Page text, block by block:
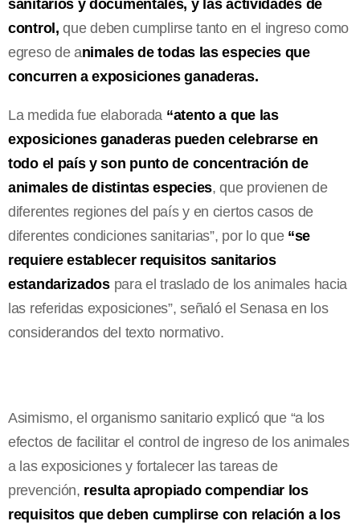
sanitarios y documentales, y las actividades de
control, que deben cumplirse tanto en el ingreso como
egreso de animales de todas las especies que
concurren a exposiciones ganaderas.
La medida fue elaborada “atento a que las
exposiciones ganaderas pueden celebrarse en
todo el país y son punto de concentración de
animales de distintas especies, que provienen de
diferentes regiones del país y en ciertos casos de
diferentes condiciones sanitarias”, por lo que “se
requiere establecer requisitos sanitarios
estandarizadospara el traslado de los animales hacia
las referidas exposiciones”, señaló el Senasa en los
considerandos del texto normativo.
Asimismo, el organismo sanitario explicó que “a los
efectos de facilitar el control de ingreso de los animales
a las exposiciones y fortalecer las tareas de
prevención, resulta apropiado compendiar los
requisitos que deben cumplirse con relación a los